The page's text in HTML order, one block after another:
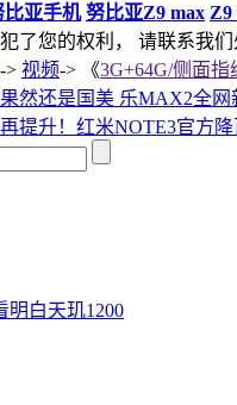
比亚手机 努比亚Z9 max
了您的权利， 请联系我们
-> 视频-> 《3G+64G/侧面指
然还是国美 乐MAX2全网
提升！红米NOTE3官方降
明白天玑1200